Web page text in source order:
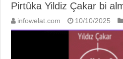
Pirtûka Yildiz Çakar bi
infowelat.com 10/10/2025